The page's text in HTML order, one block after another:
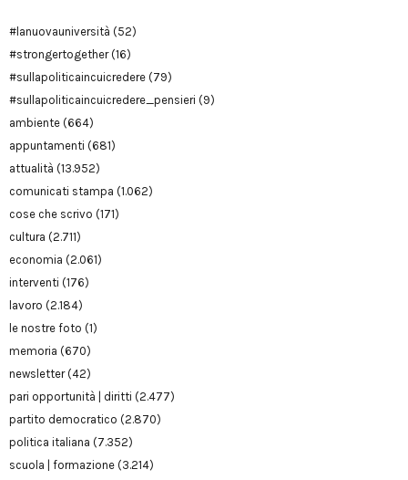
#lanuovauniversità (52)
#strongertogether(16)
#sullapoliticaincuicredere (79)
#sullapoliticaincuicredere_pensieri (9)
ambiente (664)
appuntamenti (681)
attualità (13.952)
comunicati stampa (1.062)
cose che scrivo (171)
cultura (2.711)
economia (2.061)
interventi (176)
lavoro (2.184)
le nostre foto (1)
memoria (670)
newsletter(42)
pari opportunità | diritti (2.477)
partito democratico (2.870)
politica italiana (7.352)
scuola | formazione (3.214)